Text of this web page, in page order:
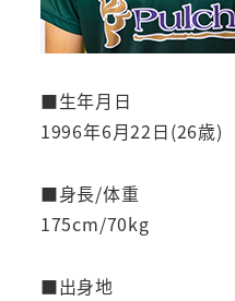
■生年月日
1996年6月22日(26歳)
■身長/体重
175cm/70kg
■出身地